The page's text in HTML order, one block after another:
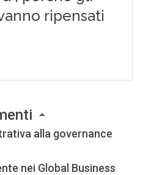
alla governance
nei Global Business